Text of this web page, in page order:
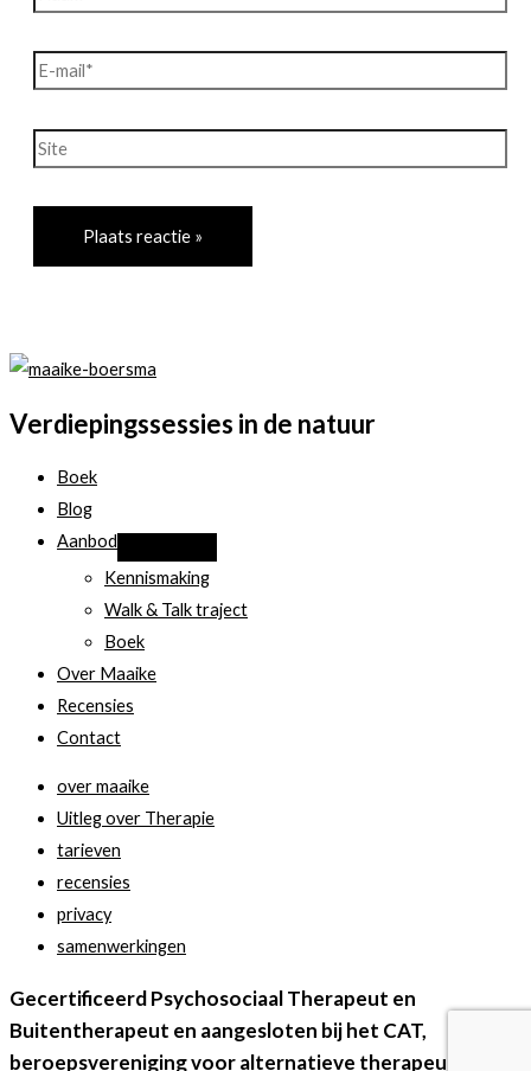
E-
Site
Verdiepingssessies in de natuur
Boek
Blog
Aanbod
Kennismaking
Walk & Talk traject
Boek
Over Maaike
Recensies
Contact
over maaike
Uitleg over Therapie
tarieven
recensies
privacy
samenwerkingen
Gecertificeerd Psychosociaal Therapeut en
Buitentherapeut en aangesloten bij het CAT,
beroepsvereniging voor alternatieve therapeuten